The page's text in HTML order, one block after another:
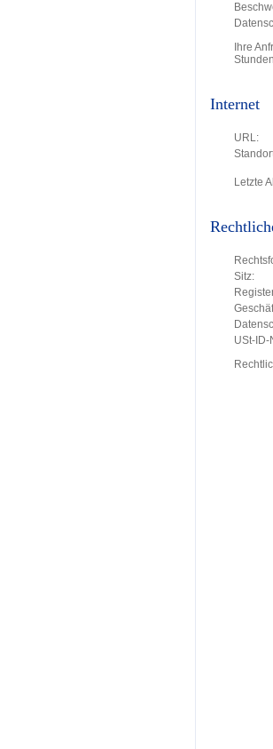
Ihre
Internet
URL:
Letzte
Sitz:
USt-ID-